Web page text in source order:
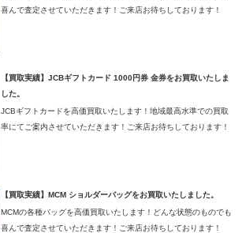
喜んで査定させていただきます！ご来店お待ちしております！
【買取実績】JCBギフトカード 1000円券 金券をお買取いたしま
した。
JCBギフトカードを高価買取いたします！地域最高水準での買取
率にてご案内させていただきます！ご来店お待ちしております！
【買取実績】MCM ショルダーバッグをお買取いたしました。
MCMの各種バッグを高価買取いたします！どんな状態のものでも
喜んで査定させていただきます！ご来店お待ちしております！